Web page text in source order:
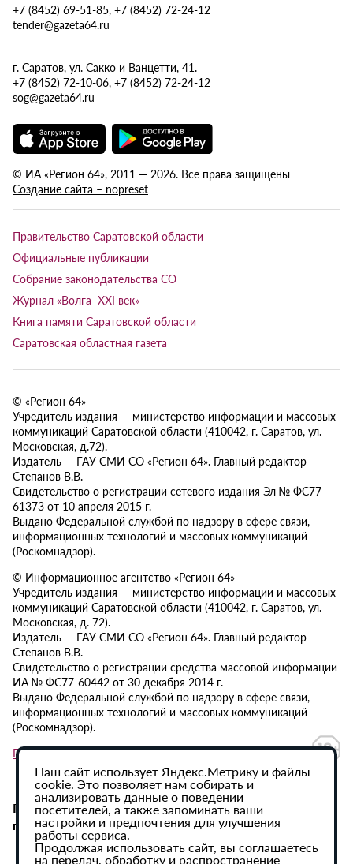
+7 (8452) 69-51-85, +7 (8452) 72-24-12
tender@gazeta64.ru
г. Саратов, ул. Сакко и Ванцетти, 41.
+7 (8452) 72-10-06, +7 (8452) 72-24-12
sog@gazeta64.ru
© ИА «Регион 64», 2011 — 2026. Все права защищены
Создание сайта – nopreset
Правительство Саратовской области
Официальные публикации
Собрание законодательства СО
Журнал «Волга XXI век»
Книга памяти Саратовской области
Саратовская областная газета
© «Регион 64»
Учредитель издания — министерство информации и массовых
коммуникаций Саратовской области (410042, г. Саратов, ул.
Московская, д.72).
Издатель — ГАУ СМИ СО «Регион 64». Главный редактор
Степанов В.В.
Свидетельство о регистрации сетевого издания Эл № ФС77-
61373 от 10 апреля 2015 г.
Выдано Федеральной службой по надзору в сфере связи,
информационных технологий и массовых коммуникаций
(Роскомнадзор).
© Информационное агентство «Регион 64»
Учредитель издания — министерство информации и массовых
коммуникаций Саратовской области (410042, г. Саратов, ул.
Московская, д. 72).
Издатель — ГАУ СМИ СО «Регион 64». Главный редактор
Степанов В.В.
Свидетельство о регистрации средства массовой информации
ИА № ФС77-60442 от 30 декабря 2014 г.
Выдано Федеральной службой по надзору в сфере связи,
информационных технологий и массовых коммуникаций
(Роскомнадзор).
Политика в отношении обработки персональных данных
При использовании материалов сайта активная
гиперссылка на ИА «Регион 64» обязательна.
Наш сайт использует Яндекс.Метрику и файлы
cookie. Это позволяет нам собирать и
анализировать данные о поведении
посетителей, а также запоминать ваши
настройки и предпочтения для улучшения
работы сервиса.
Продолжая использовать сайт, вы соглашаетесь
на передач, обработку и распространение